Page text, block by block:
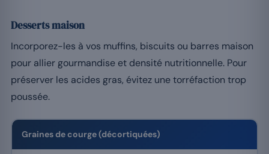
Desserts maison
Incorporez-les à vos muffins, biscuits ou barres maison
pour allier gourmandise et densité nutritionnelle. Pour
préserver les acides gras, évitez une torréfaction trop
poussée.
Graines de courge (décortiquées)